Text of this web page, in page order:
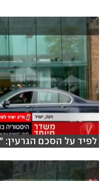
לפיד על הסכם הגרעין: